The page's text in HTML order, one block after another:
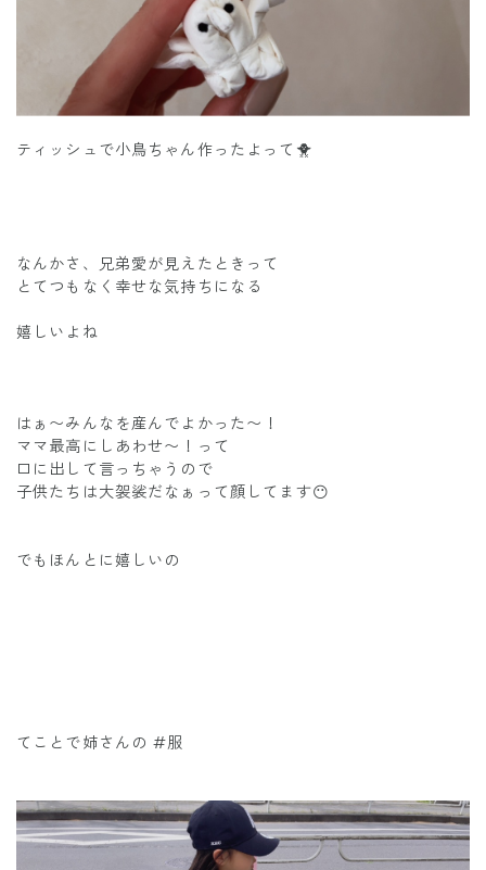
ティッシュで小鳥ちゃん作ったよって🐥
なんかさ、兄弟愛が見えたときって
とてつもなく幸せな気持ちになる
嬉しいよね
はぁ〜みんなを産んでよかった〜！
ママ最高にしあわせ〜！って
口に出して言っちゃうので
子供たちは大袈裟だなぁって顔してます😶
でもほんとに嬉しいの
てことで姉さんの #服